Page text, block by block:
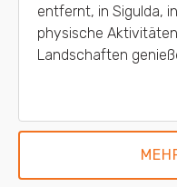
entfernt, in Sigulda,
physische
Landschaften